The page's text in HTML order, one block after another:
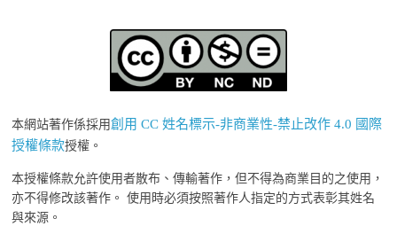
本網站著作係採用創用 CC 姓名標示-非商業性-禁止改作 4.0 國際
授權條款授權。
本授權條款允許使用者散布、傳輸著作，但不得為商業目的之使用，
亦不得修改該著作。 使用時必須按照著作人指定的方式表彰其姓名
與來源。